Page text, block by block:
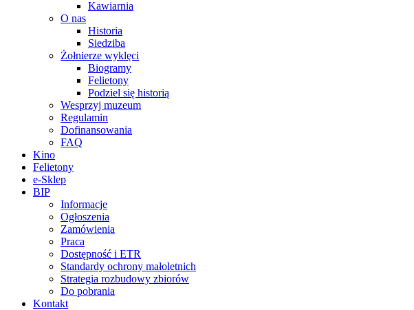
Kawiarnia
O nas
Historia
Siedziba
Żołnierze wyklęci
Biogramy
Felietony
Podziel się historią
Wesprzyj muzeum
Regulamin
Dofinansowania
FAQ
Kino
Felietony
e-Sklep
BIP
Informacje
Ogłoszenia
Zamówienia
Praca
Dostępność i ETR
Standardy ochrony małoletnich
Strategia rozbudowy zbiorów
Do pobrania
Kontakt